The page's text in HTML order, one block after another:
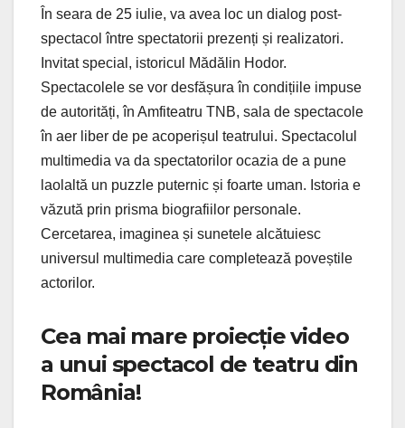
În seara de 25 iulie, va avea loc un dialog post-
spectacol între spectatorii prezenți și realizatori.
Invitat special, istoricul Mădălin Hodor.
Spectacolele se vor desfășura în condițiile impuse
de autorități, în Amfiteatru TNB, sala de spectacole
în aer liber de pe acoperișul teatrului. Spectacolul
multimedia va da spectatorilor ocazia de a pune
laolaltă un puzzle puternic și foarte uman. Istoria e
văzută prin prisma biografiilor personale.
Cercetarea, imaginea și sunetele alcătuiesc
universul multimedia care completează poveștile
actorilor.
Cea mai mare proiecție video
a unui spectacol de teatru din
România!